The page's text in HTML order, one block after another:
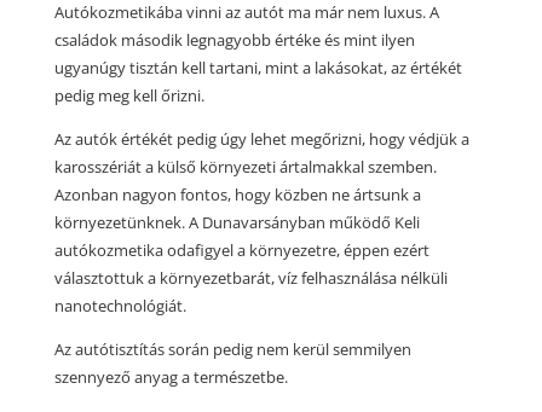
Autókozmetikába vinni az autót ma már nem luxus. A
családok második legnagyobb értéke és mint ilyen
ugyanúgy tisztán kell tartani, mint a lakásokat, az értékét
pedig meg kell őrizni.
Az autók értékét pedig úgy lehet megőrizni, hogy védjük a
karosszériát a külső környezeti ártalmakkal szemben.
Azonban nagyon fontos, hogy közben ne ártsunk a
környezetünknek. A Dunavarsányban működő Keli
autókozmetika odafigyel a környezetre, éppen ezért
választottuk a környezetbarát, víz felhasználása nélküli
nanotechnológiát.
Az autótisztítás során pedig nem kerül semmilyen
szennyező anyag a természetbe.